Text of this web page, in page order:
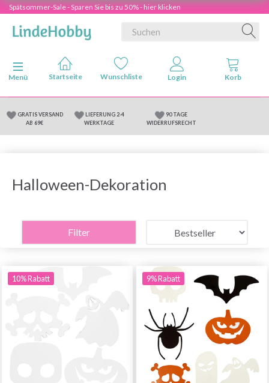
Spätsommer-Sale - Sparen Sie bis zu 50% - hier klicken
Anzeige ändern
Menü
GRATIS VERSAND
AB 69€
LIEFERUNG 2-4
WERKTAGE
90 TAGE
WIDERRUFSRECHT
Halloween-Dekoration
Filter
10% Rabatt 9% Rabatt